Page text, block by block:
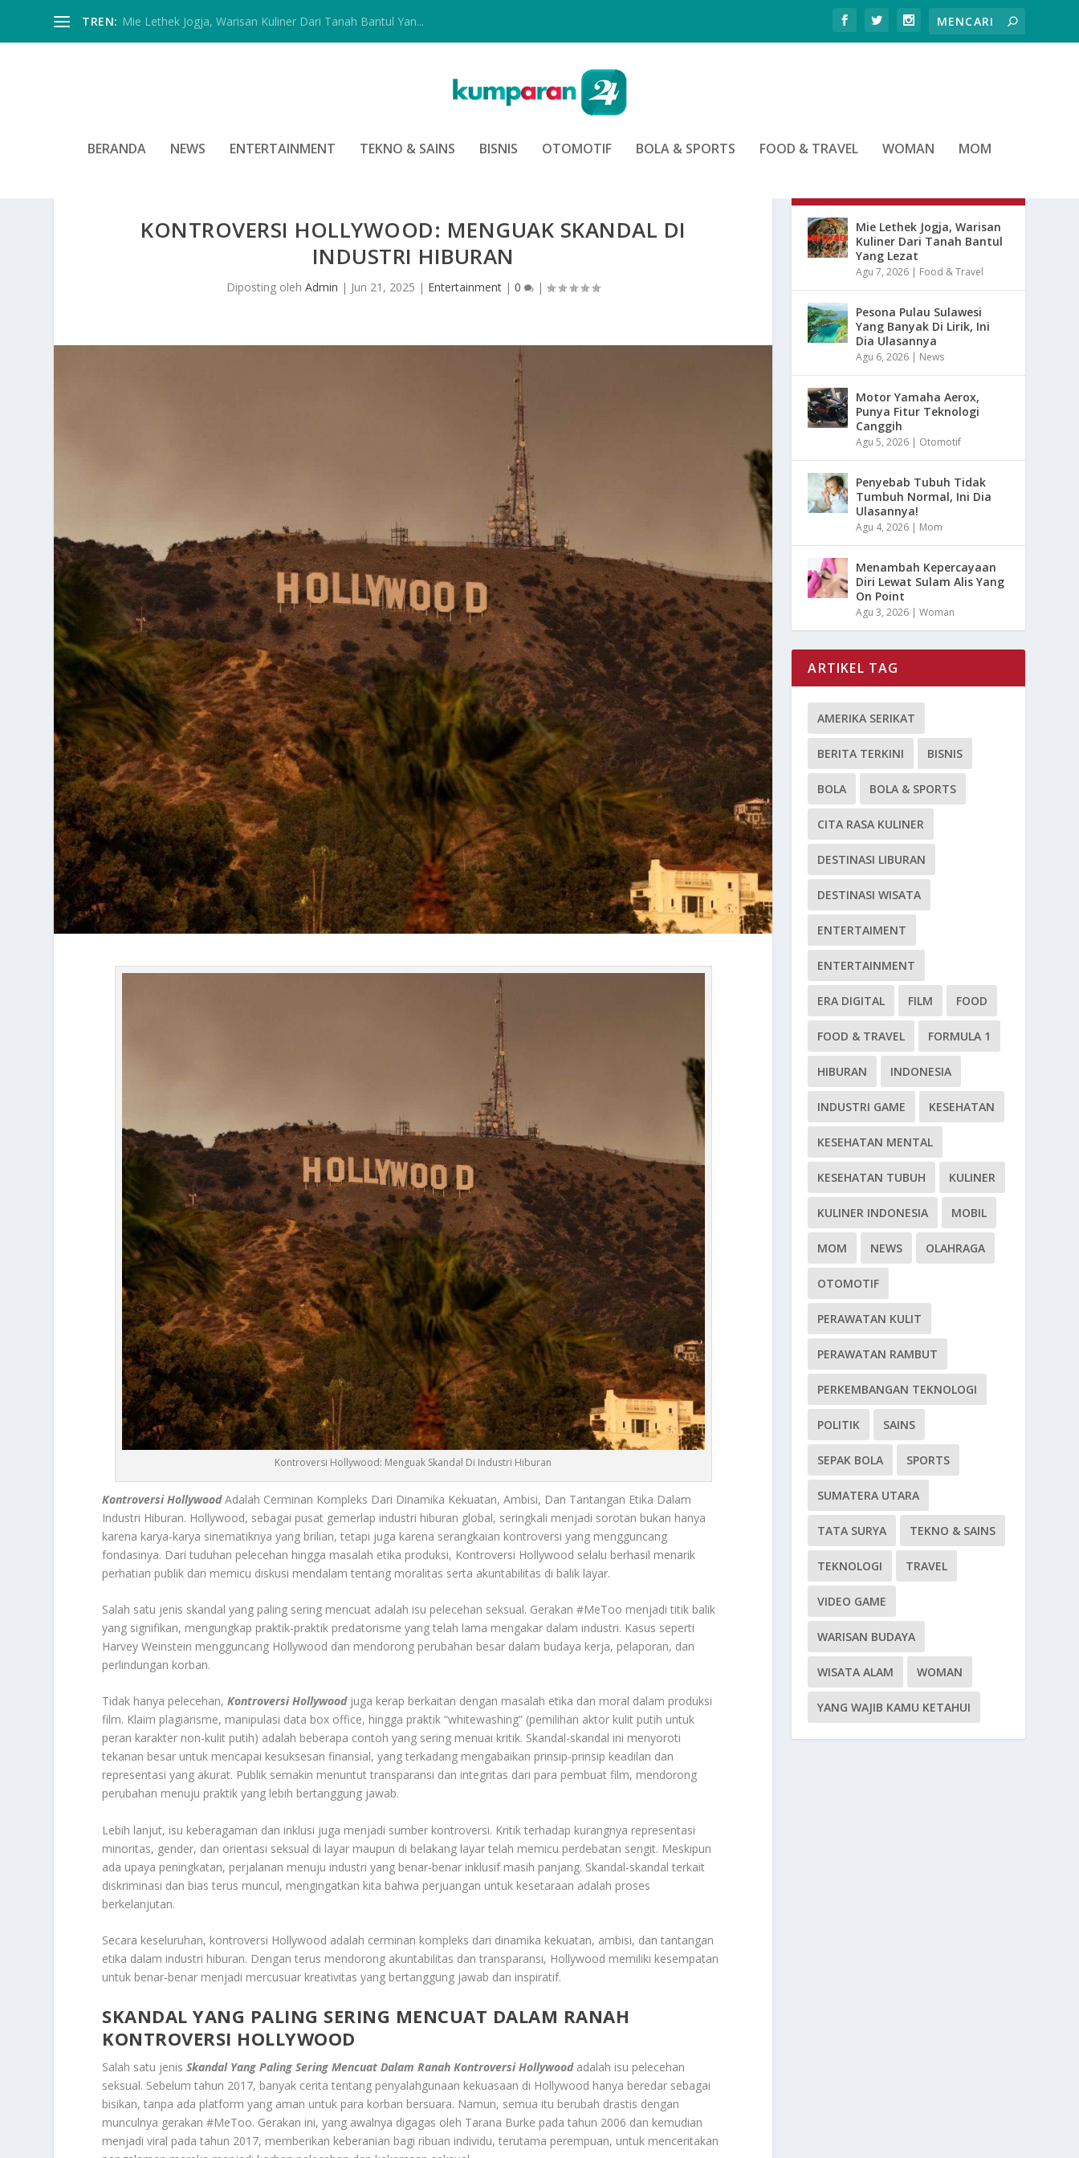
TREN: Mie Lethek Jogja, Warisan Kuliner Dari Tanah Bantul Yan...
BERANDA NEWS ENTERTAINMENT TEKNO & SAINS BISNIS OTOMOTIF BOLA & SPORTS FOOD & TRAVEL WOMAN MOM
KONTROVERSI HOLLYWOOD: MENGUAK SKANDAL DI
INDUSTRI HIBURAN
Diposting olehAdmin | Jun 21, 2025 | Entertainment |0 |
Kontroversi Hollywood: Menguak Skandal Di Industri Hiburan
Kontroversi HollywoodAdalah Cerminan Kompleks Dari Dinamika Kekuatan, Ambisi, Dan Tantangan Etika Dalam
Industri Hiburan. Hollywood, sebagai pusat gemerlap industri hiburan global, seringkali menjadi sorotan bukan hanya
karena karya-karya sinematiknya yang brilian, tetapi juga karena serangkaian kontroversi yang mengguncang
fondasinya. Dari tuduhan pelecehan hingga masalah etika produksi, Kontroversi Hollywood selalu berhasil menarik
perhatian publik dan memicu diskusi mendalam tentang moralitas serta akuntabilitas di balik layar.
Salah satu jenis skandal yang paling sering mencuat adalah isu pelecehan seksual. Gerakan #MeToo menjadi titik balik
yang signifikan, mengungkap praktik-praktik predatorisme yang telah lama mengakar dalam industri. Kasus seperti
Harvey Weinstein mengguncang Hollywood dan mendorong perubahan besar dalam budaya kerja, pelaporan, dan
perlindungan korban.
Tidak hanya pelecehan,Kontroversi Hollywoodjuga kerap berkaitan dengan masalah etika dan moral dalam produksi
film. Klaim plagiarisme, manipulasi data box office, hingga praktik “whitewashing” (pemilihan aktor kulit putih untuk
peran karakter non-kulit putih) adalah beberapa contoh yang sering menuai kritik. Skandal-skandal ini menyoroti
tekanan besar untuk mencapai kesuksesan finansial, yang terkadang mengabaikan prinsip-prinsip keadilan dan
representasi yang akurat. Publik semakin menuntut transparansi dan integritas dari para pembuat film, mendorong
perubahan menuju praktik yang lebih bertanggung jawab.
Lebih lanjut, isu keberagaman dan inklusi juga menjadi sumber kontroversi. Kritik terhadap kurangnya representasi
minoritas, gender, dan orientasi seksual di layar maupun di belakang layar telah memicu perdebatan sengit. Meskipun
ada upaya peningkatan, perjalanan menuju industri yang benar-benar inklusif masih panjang. Skandal-skandal terkait
diskriminasi dan bias terus muncul, mengingatkan kita bahwa perjuangan untuk kesetaraan adalah proses
berkelanjutan.
Secara keseluruhan, kontroversi Hollywood adalah cerminan kompleks dari dinamika kekuatan, ambisi, dan tantangan
etika dalam industri hiburan. Dengan terus mendorong akuntabilitas dan transparansi, Hollywood memiliki kesempatan
untuk benar-benar menjadi mercusuar kreativitas yang bertanggung jawab dan inspiratif.
SKANDAL YANG PALING SERING MENCUAT DALAM RANAH
KONTROVERSI HOLLYWOOD
Salah satu jenisSkandal Yang Paling Sering Mencuat Dalam Ranah Kontroversi Hollywoodadalah isu pelecehan
seksual. Sebelum tahun 2017, banyak cerita tentang penyalahgunaan kekuasaan di Hollywood hanya beredar sebagai
bisikan, tanpa ada platform yang aman untuk para korban bersuara. Namun, semua itu berubah drastis dengan
munculnya gerakan #MeToo. Gerakan ini, yang awalnya digagas oleh Tarana Burke pada tahun 2006 dan kemudian
menjadi viral pada tahun 2017, memberikan keberanian bagi ribuan individu, terutama perempuan, untuk menceritakan
Mie Lethek Jogja, Warisan
Kuliner Dari Tanah Bantul
Yang Lezat
Agu 7, 2026 | Food & Travel
Pesona Pulau Sulawesi
Yang Banyak Di Lirik, Ini
Dia Ulasannya
Agu 6, 2026 | News
Motor Yamaha Aerox,
Punya Fitur Teknologi
Canggih
Agu 5, 2026 | Otomotif
Penyebab Tubuh Tidak
Tumbuh Normal, Ini Dia
Ulasannya!
Agu 4, 2026 | Mom
Menambah Kepercayaan
Diri Lewat Sulam Alis Yang
On Point
Agu 3, 2026 |Woman
ARTIKEL TAG
AMERIKA SERIKAT
BERITA TERKINI BISNIS
BOLA BOLA & SPORTS
CITA RASA KULINER
DESTINASI LIBURAN
DESTINASI WISATA
ENTERTAIMENT
ENTERTAINMENT
ERA DIGITAL FILM FOOD
FOOD & TRAVEL FORMULA 1
HIBURAN INDONESIA
INDUSTRI GAME KESEHATAN
KESEHATAN MENTAL
KESEHATAN TUBUH KULINER
KULINER INDONESIA MOBIL
MOM NEWS OLAHRAGA
OTOMOTIF
PERAWATAN KULIT
PERAWATAN RAMBUT
PERKEMBANGAN TEKNOLOGI
POLITIK SAINS
SEPAK BOLA SPORTS
SUMATERA UTARA
TATA SURYA TEKNO & SAINS
TEKNOLOGI TRAVEL
VIDEO GAME
WARISAN BUDAYA
WISATA ALAM WOMAN
YANG WAJIB KAMU KETAHUI